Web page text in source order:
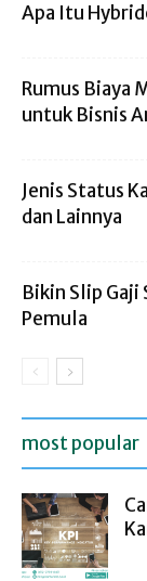
Apa Itu
Rumus Biaya
untuk Bisnis
Jenis Status
dan Lainnya
Bikin Slip
Pemula
most popular